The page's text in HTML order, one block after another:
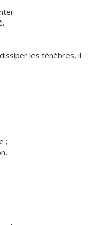
les ténèbres, il
;